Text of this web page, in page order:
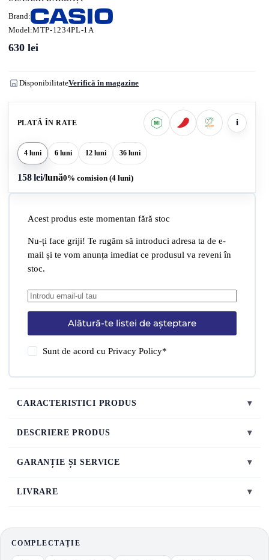
Brand:
Model:MTP-1234PL-1A
630 lei
DisponibilitateVerifică în magazine
PLATĂ ÎN RATE i
4 luni 6 luni 12 luni 36 luni
158 lei/lună0% comision (4 luni)
Acest produs este momentan fără stoc
Nu-ți face griji! Te rugăm să introduci adresa ta de e-
mail și te vom anunța imediat ce produsul va reveni în
stoc.
Alătură-te listei de așteptare
Sunt de acord cuPrivacy Policy*
CARACTERISTICI PRODUS ▾
DESCRIERE PRODUS ▾
GARANȚIE ȘI SERVICE ▾
LIVRARE ▾
COMPLECTAȚIE